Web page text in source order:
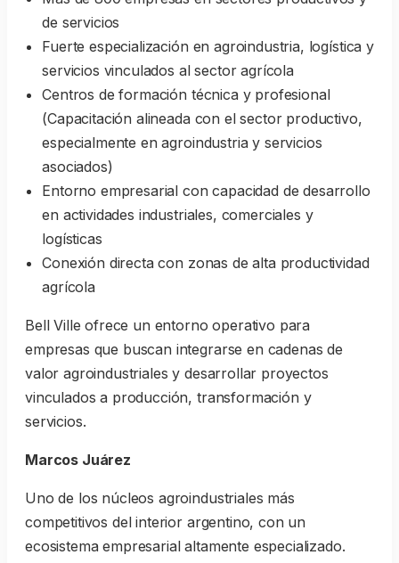
de servicios
Fuerte especialización en agroindustria, logística y
servicios vinculados al sector agrícola
Centros de formación técnica y profesional
(Capacitación alineada con el sector productivo,
especialmente en agroindustria y servicios
asociados)
Entorno empresarial con capacidad de desarrollo
en actividades industriales, comerciales y
logísticas
Conexión directa con zonas de alta productividad
agrícola
Bell Ville ofrece un entorno operativo para
empresas que buscan integrarse en cadenas de
valor agroindustriales y desarrollar proyectos
vinculados a producción, transformación y
servicios.
Marcos Juárez
Uno de los núcleos agroindustriales más
competitivos del interior argentino, con un
ecosistema empresarial altamente especializado.